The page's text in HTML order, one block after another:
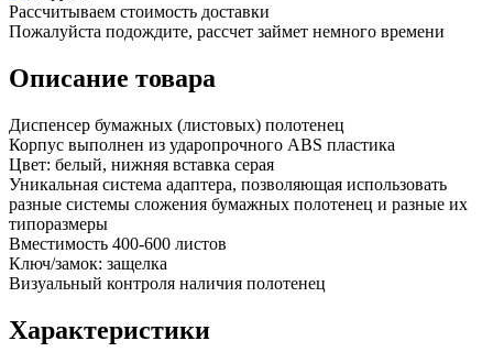
Рассчитываем стоимость доставки
Пожалуйста подождите, рассчет займет немного времени
Описание товара
Диспенсер бумажных (листовых) полотенец
Корпус выполнен из ударопрочного ABS пластика
Цвет: белый, нижняя вставка серая
Уникальная система адаптера, позволяющая использовать
разные системы сложения бумажных полотенец и разные их
типоразмеры
Вместимость 400-600 листов
Ключ/замок: защелка
Визуальный контроля наличия полотенец
Характеристики